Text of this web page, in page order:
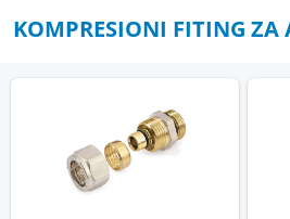
KOMPRESIONI FITING ZA